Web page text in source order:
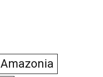
Amazonia